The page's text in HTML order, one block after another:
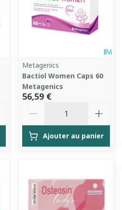
Metagenics
Bactiol Women Caps 60
Metagenics
56,59 €
Ajouter au panier